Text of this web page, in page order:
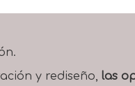
y rediseño, las